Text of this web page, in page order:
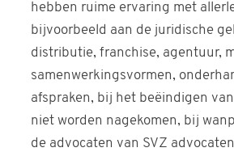
hebben ruime ervaring met
bijvoorbeeld aan de juridische
distributie, franchise, agentuur,
samenwerkingsvormen,
afspraken, bij het beëindigen
niet worden nagekomen, bij
de advocaten van SVZ